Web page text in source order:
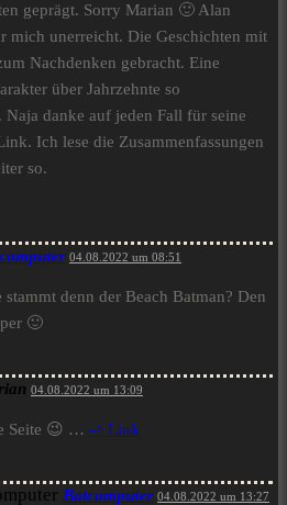
geprägt. Sorry Marian 🙂 Alan
mich unerreicht. Die Geschichten mit
Nachdenken gebracht. Eine
über Jahrzehnte so
Naja danke auf jeden Fall für seine
Ich lese die Zusammenfassungen
so.
04.08.2022 um 08:51
denn der Beach Batman? Den
🙂
04.08.2022 um 13:09
Seite 😉 … -> Link
Batcomputer 04.08.2022 um 13:27